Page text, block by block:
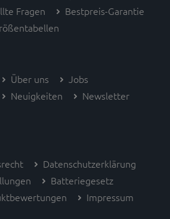
Fragen
Bestpreis-Garantie
Über uns
Jobs
Neuigkeiten
Newsletter
Datenschutzerklärung
Batteriegesetz
Impressum